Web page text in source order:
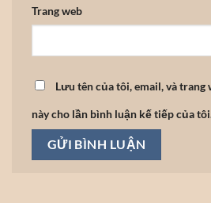
Trang web
Lưu tên của tôi, email, và
này cho lần bình luận kế tiếp của